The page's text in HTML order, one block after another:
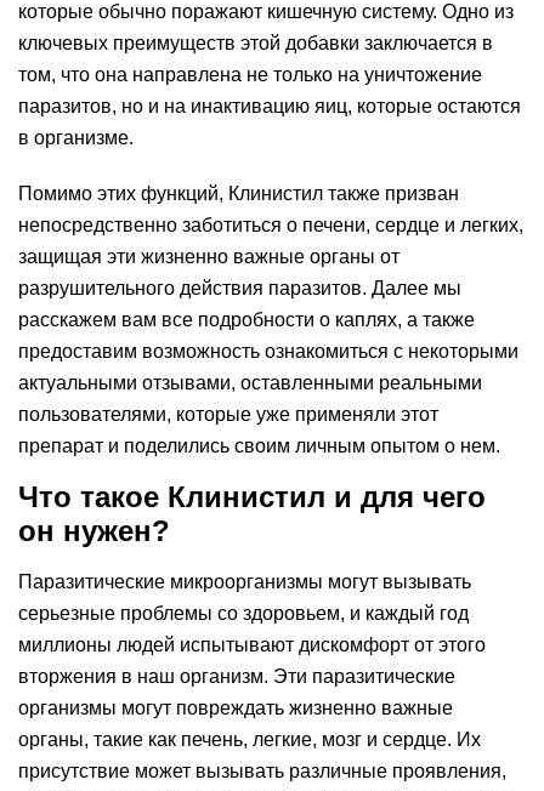
которые обычно поражают кишечную систему. Одно из
ключевых преимуществ этой добавки заключается в
том, что она направлена не только на уничтожение
паразитов, но и на инактивацию яиц, которые остаются
в организме.
Помимо этих функций, Клинистил также призван
непосредственно заботиться о печени, сердце и легких,
защищая эти жизненно важные органы от
разрушительного действия паразитов. Далее мы
расскажем вам все подробности о каплях, а также
предоставим возможность ознакомиться с некоторыми
актуальными отзывами, оставленными реальными
пользователями, которые уже применяли этот
препарат и поделились своим личным опытом о нем.
Что такое Клинистил и для чего
он нужен?
Паразитические микроорганизмы могут вызывать
серьезные проблемы со здоровьем, и каждый год
миллионы людей испытывают дискомфорт от этого
вторжения в наш организм. Эти паразитические
организмы могут повреждать жизненно важные
органы, такие как печень, легкие, мозг и сердце. Их
присутствие может вызывать различные проявления,